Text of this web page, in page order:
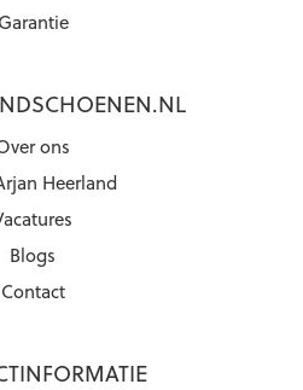
Garantie
ons
Heerland
Blogs
Contact